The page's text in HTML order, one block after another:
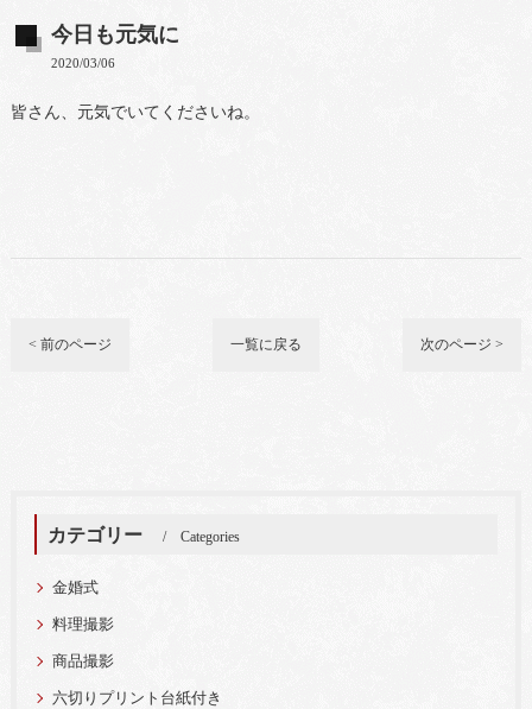
今日も元気に
2020/03/06
皆さん、元気でいてくださいね。
< 前のページ 一覧に戻る 次のページ >
カテゴリー Categories
金婚式
料理撮影
商品撮影
六切りプリント台紙付き